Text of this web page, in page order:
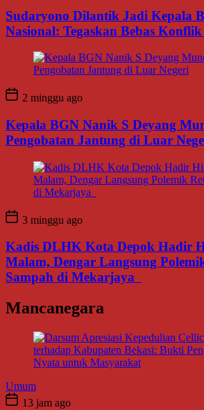
Sudaryono Dilantik Jadi Kepala
Nasional: Tegaskan Bebas
2 minggu ago
Kepala BGN Nanik S Deyang
Pengobatan Jantung di Luar
3 minggu ago
Kadis DLHK Kota Depok Hadir
Malam, Dengar Langsung
Sampah di Mekarjaya
Mancanegara
Umum
13 jam ago